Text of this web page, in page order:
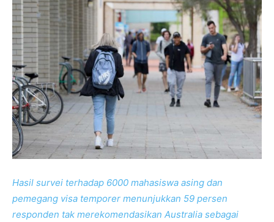
Hasil survei terhadap 6000 mahasiswa asing dan
pemegang visa temporer menunjukkan 59 persen
responden tak merekomendasikan Australia sebagai